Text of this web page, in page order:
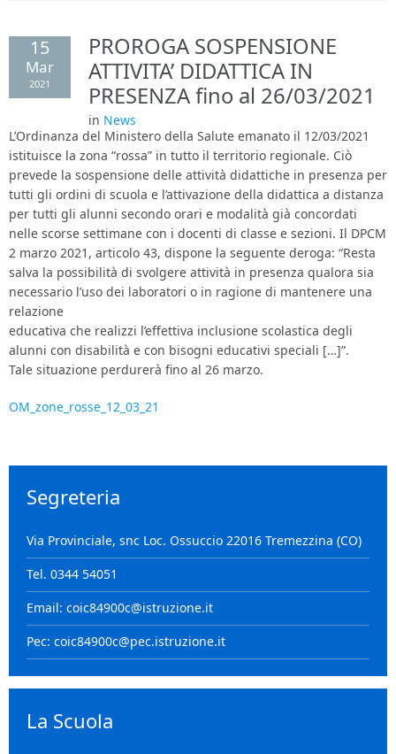
Area Genitori
Contatti e Orari
15
Mar
2021
PROROGA SOSPENSIONE
ATTIVITA’ DIDATTICA IN
PRESENZA fino al 26/03/2021
in News
L’Ordinanza del Ministero della Salute emanato il 12/03/2021
istituisce la zona “rossa” in tutto il territorio regionale. Ciò
prevede la sospensione delle attività didattiche in presenza per
tutti gli ordini di scuola e l’attivazione della didattica a distanza
per tutti gli alunni secondo orari e modalità già concordati
nelle scorse settimane con i docenti di classe e sezioni. Il DPCM
2 marzo 2021, articolo 43, dispone la seguente deroga: “Resta
salva la possibilità di svolgere attività in presenza qualora sia
necessario l’uso dei laboratori o in ragione di mantenere una
relazione
educativa che realizzi l’effettiva inclusione scolastica degli
alunni con disabilità e con bisogni educativi speciali […]”.
Tale situazione perdurerà fino al 26 marzo.
OM_zone_rosse_12_03_21
Segreteria
Via Provinciale, snc Loc. Ossuccio 22016 Tremezzina (CO)
Tel. 0344 54051
Email: coic84900c@istruzione.it
Pec: coic84900c@pec.istruzione.it
La Scuola